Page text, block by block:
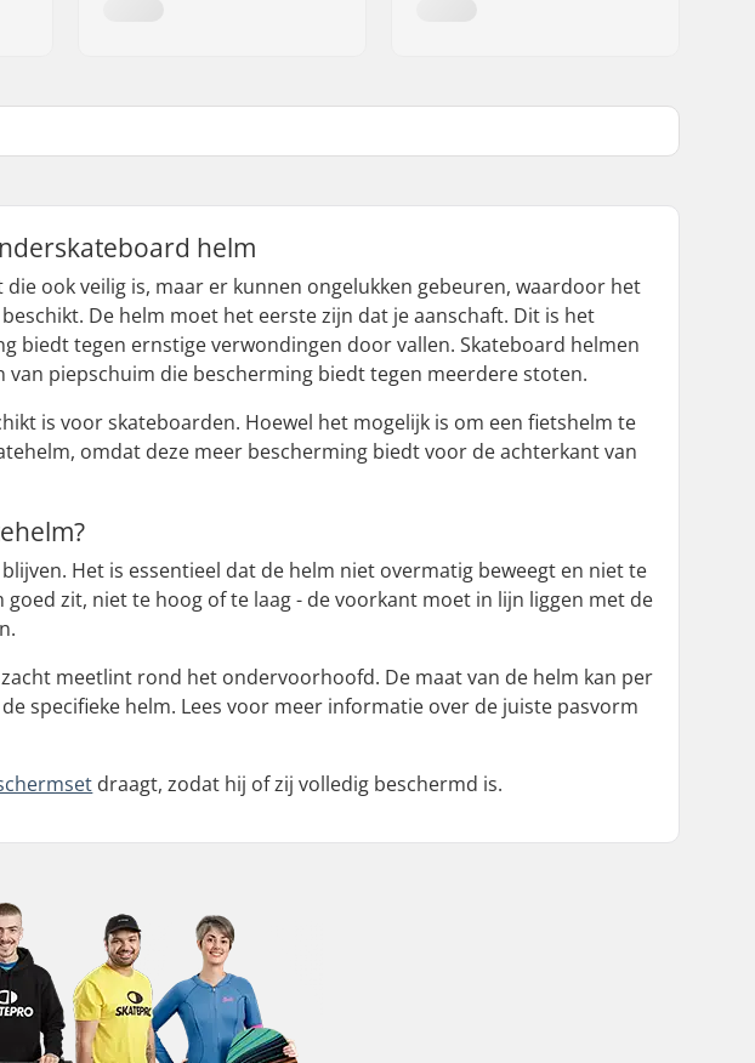
helm
ook veilig is, maar er kunnen ongelukken gebeuren, waardoor het
De helm moet het eerste zijn dat je aanschaft. Dit is het
biedt tegen ernstige verwondingen door vallen. Skateboard helmen
piepschuim die bescherming biedt tegen meerdere stoten.
is voor skateboarden. Hoewel het mogelijk is om een fietshelm te
omdat deze meer bescherming biedt voor de achterkant van
Het is essentieel dat de helm niet overmatig beweegt en niet te
zit, niet te hoog of te laag - de voorkant moet in lijn liggen met de
meetlint rond het ondervoorhoofd. De maat van de helm kan per
specifieke helm. Lees voor meer informatie over de juiste pasvorm
draagt, zodat hij of zij volledig beschermd is.